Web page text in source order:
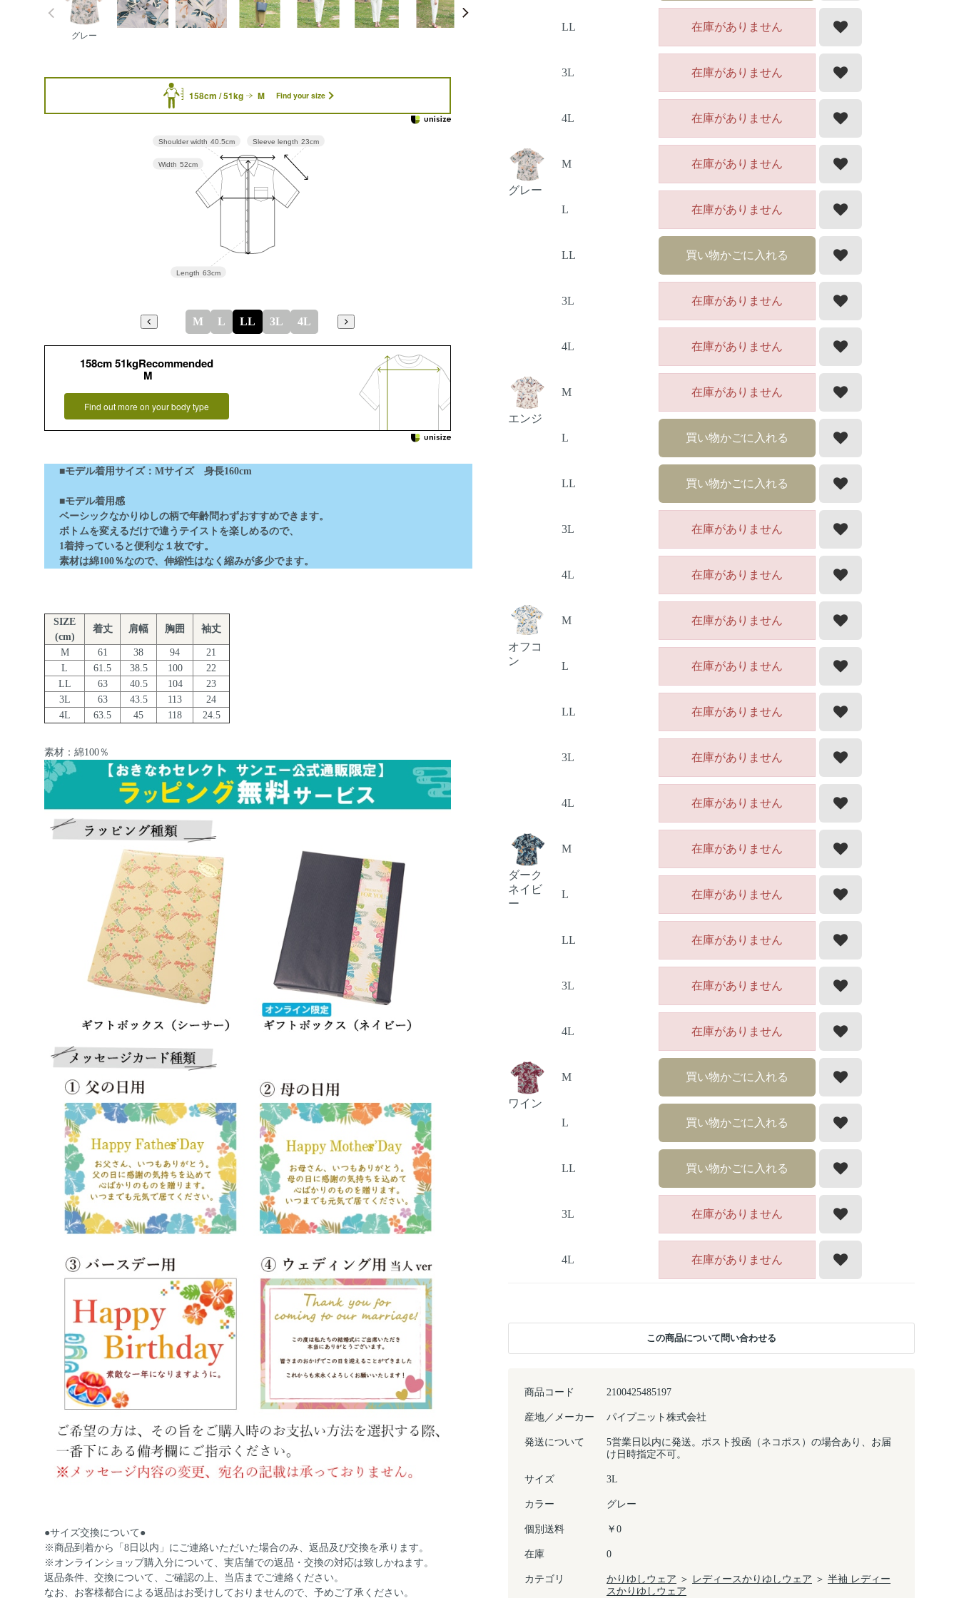
グレー
158cm / 51kg M Find your size
Sleeve length 23cm
Length 63cm
Width 52cm
Shoulder width 40.5cm
M L LL 3L 4L
158cm 51kgRecommended
M
Find out more on your body type
■モデル着用サイズ：Mサイズ 身長160cm
■モデル着用感
ベーシックなかりゆしの柄で年齢問わずおすすめできます。
ボトムを変えるだけで違うテイストを楽しめるので、
1着持っていると便利な１枚です。
素材は綿100％なので、伸縮性はなく縮みが多少でます。
SIZE
(cm)
着丈 肩幅 胸囲 袖丈
M 61 38 94
21
L
61.5 38.5 100
22
LL
63 40.5 104
23
3L
63 43.5 113
24
4L
63.5 45 118 24.5
素材：綿100％
●サイズ交換について●
※商品到着から「8日以内」にご連絡いただいた場合のみ、返品及び交換を承ります。
※オンラインショップ購入分について、実店舗での返品・交換の対応は致しかねます。
返品条件、交換について、ご確認の上、当店までご連絡ください。
なお、お客様都合による返品はお受けしておりませんので、予めご了承ください。
商品コード 2100425485197
産地／メーカー パイプニット株式会社
発送について
5営業日以内に発送。ポスト投函（ネコポス）の場合あり、お届
け日時指定不可。
サイズ 3L
カラー グレー
個別送料 ￥0
在庫 0
カテゴリ かりゆしウェア ＞ レディースかりゆしウェア ＞ 半袖 レディー
スかりゆしウェア
LL 在庫がありません
3L 在庫がありません
4L 在庫がありません
グレー
M 在庫がありません
L 在庫がありません
LL 買い物かごに入れる
3L 在庫がありません
4L 在庫がありません
エンジ
M 在庫がありません
L 買い物かごに入れる
LL 買い物かごに入れる
3L 在庫がありません
4L 在庫がありません
オフコ
ン
M 在庫がありません
L 在庫がありません
LL 在庫がありません
3L 在庫がありません
4L 在庫がありません
ダーク
ネイビ
ー
M 在庫がありません
L 在庫がありません
LL 在庫がありません
3L 在庫がありません
4L 在庫がありません
ワイン
M 買い物かごに入れる
L 買い物かごに入れる
LL 買い物かごに入れる
3L 在庫がありません
4L 在庫がありません
この商品について問い合わせる